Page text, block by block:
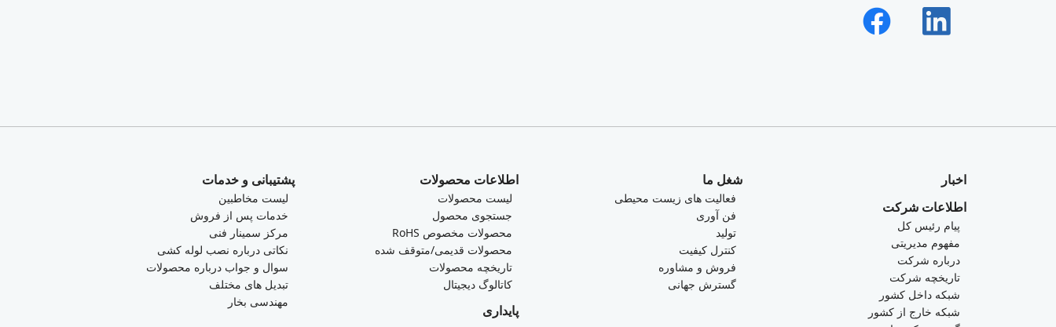
اخبار
اطلاعات شرکت
پیام رئیس کل
مفهوم مدیریتی
درباره شرکت
تاریخچه شرکت
شبکه داخل کشور
شبکه خارج از کشور
شغل ما
فعالیت های زیست محیطی
فن آوری
تولید
کنترل کیفیت
فروش و مشاوره
گسترش جهانی
اطلاعات محصولات
لیست محصولات
جستجوی محصول
محصولات مخصوص RoHS
محصولات قدیمی/متوقف شده
تاریخچه محصولات
کاتالوگ دیجیتال
پایداری
پشتیبانی و خدمات
لیست مخاطبین
خدمات پس از فروش
مرکز سمینار فنی
نکاتی درباره نصب لوله کشی
سوال و جواب درباره محصولات
تبدیل های مختلف
مهندسی بخار